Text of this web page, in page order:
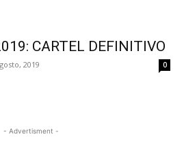
CARTEL DEFINITIVO
2019 0
- Advertisment -